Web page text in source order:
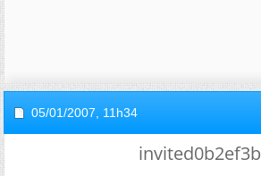
05/01/2007, 11h34
invited0b2ef3b